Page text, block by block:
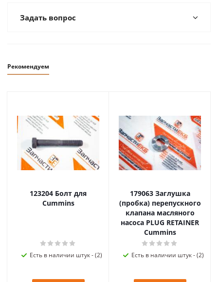
Задать вопрос
Рекомендуем
123204 Болт для
Cummins
Есть в наличии штук - (2)
179063 Заглушка
(пробка) перепускного
клапана масляного
насоса PLUG RETAINER
Cummins
Есть в наличии штук - (2)